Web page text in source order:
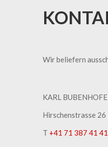
Wir beliefern
KARL
Hirschenstrasse 26
T +41 71 387 41 41